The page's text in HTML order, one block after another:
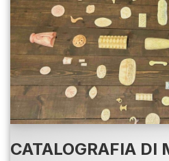
CATALOGRAFIA DI